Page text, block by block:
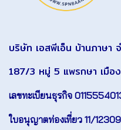
บริษัท เอสพีเอ็น บ้านภาษา
187/3 หมู่ 5 แพรกษา เมือ
เลขทะเบียนธุรกิจ
ใบอนุญาตท่องเที่ยว 11/12309